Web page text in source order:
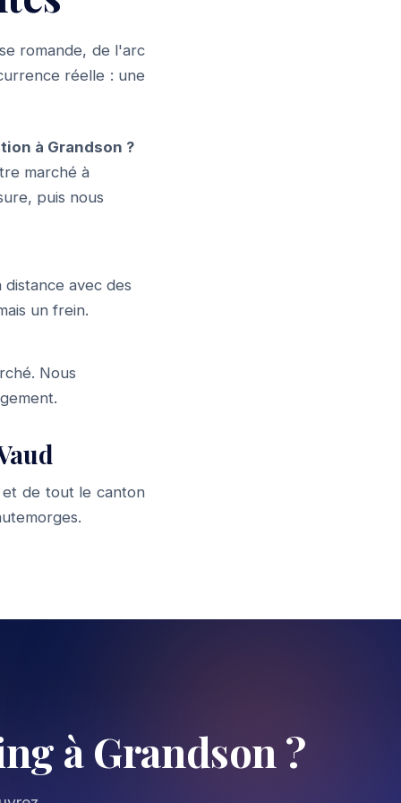
romande, de l'arc
réelle : une
à Grandson ?
marché à
puis nous
avec des
un frein.
Nous
et de tout le canton
.
à Grandson ?